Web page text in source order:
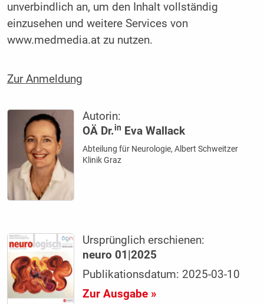
unverbindlich an, um den Inhalt vollständig
einzusehen und weitere Services von
www.medmedia.at zu nutzen.
Zur Anmeldung
Autorin:
OÄ Dr.in Eva Wallack
Abteilung für Neurologie, Albert Schweitzer
Klinik Graz
Ursprünglich erschienen:
neuro 01|2025
Publikationsdatum: 2025-03-10
Zur Ausgabe »